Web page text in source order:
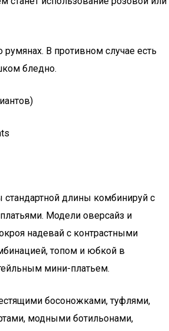
румянах. В противном случае есть
бледно.
длины комбинируй с
Модели оверсайз и
надевай с контрастными
топом и юбкой в
мини-платьем.
босоножками, туфлями,
модными ботильонами,